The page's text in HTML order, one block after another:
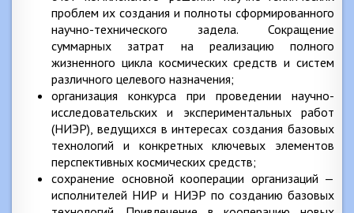
проблем их создания и полноты сформированного
научно-технического задела. Сокращение
суммарных затрат на реализацию полного
жизненного цикла космических средств и систем
различного целевого назначения;
организация конкурса при проведении научно-
исследовательских и экспериментальных работ
(НИЭР), ведущихся в интересах создания базовых
технологий и конкретных ключевых элементов
перспективных космических средств;
сохранение основной кооперации организаций —
исполнителей НИР и НИЭР по созданию базовых